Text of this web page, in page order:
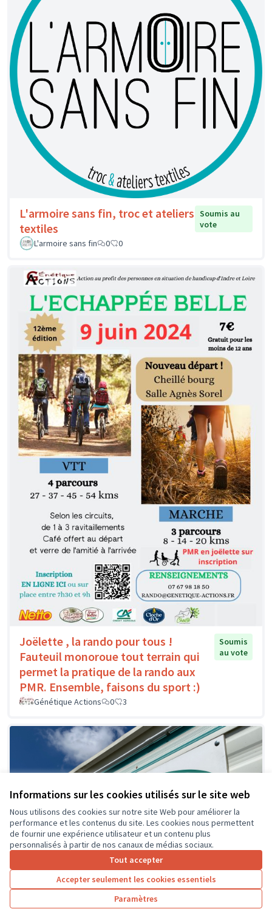
Informations sur les cookies utilisés sur le site web
Nous utilisons des cookies sur notre site Web pour améliorer la
performance et les contenus du site. Les cookies nous permettent
de fournir une expérience utilisateur et un contenu plus
personnalisés à partir de nos canaux de médias sociaux.
Tout accepter
Accepter seulement les cookies essentiels
Paramètres
L'armoire sans fin, troc et ateliers
textiles
Soumis au
vote
L'armoire sans fin
0 0
Joëlette , la rando pour tous !
Fauteuil monoroue tout terrain qui
permet la pratique de la rando aux
PMR. Ensemble, faisons du sport :)
Soumis
au vote
Génétique Actions 0 3